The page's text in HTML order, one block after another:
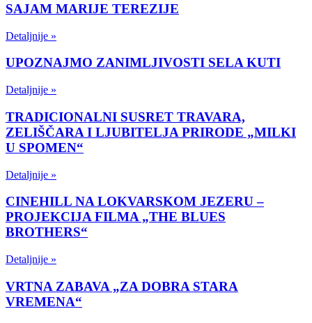
SAJAM MARIJE TEREZIJE
Detaljnije »
UPOZNAJMO ZANIMLJIVOSTI SELA KUTI
Detaljnije »
TRADICIONALNI SUSRET TRAVARA,
ZELIŠČARA I LJUBITELJA PRIRODE „MILKI
U SPOMEN“
Detaljnije »
CINEHILL NA LOKVARSKOM JEZERU –
PROJEKCIJA FILMA „THE BLUES
BROTHERS“
Detaljnije »
VRTNA ZABAVA „ZA DOBRA STARA
VREMENA“